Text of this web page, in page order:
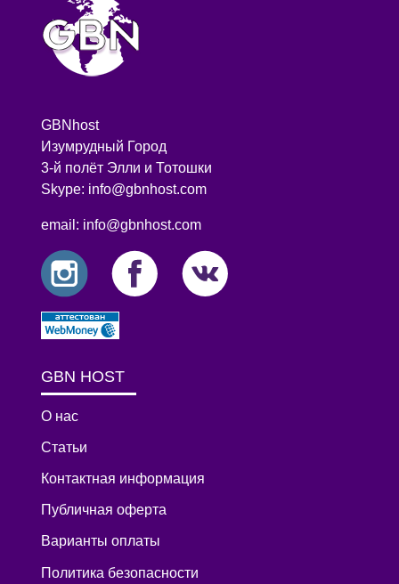
GBNhost
Изумрудный Город
3-й полёт Элли и Тотошки
Skype: info@gbnhost.com
email: info@gbnhost.com
GBN HOST
О нас
Статьи
Контактная информация
Публичная оферта
Варианты оплаты
Политика безопасности